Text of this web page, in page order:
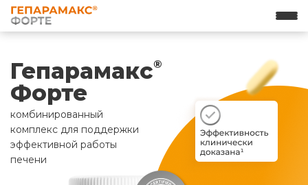
Гепарамакс®
Форте
комбинированный
комплекс для поддержки
эффективной работы
печени